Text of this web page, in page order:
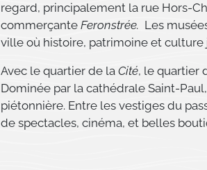
regard, principalement la rue Hors-
commerçante Feronstrée. Les
ville où histoire, patrimoine et culture
Avec le quartier de la Cité, le quartier
Dominée par la cathédrale Saint-
piétonnière. Entre les vestiges du
de spectacles, cinéma, et belles